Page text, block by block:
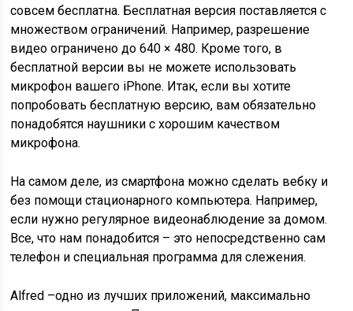
совсем бесплатна. Бесплатная версия поставляется с
множеством ограничений. Например, разрешение
видео ограничено до 640 × 480. Кроме того, в
бесплатной версии вы не можете использовать
микрофон вашего iPhone. Итак, если вы хотите
попробовать бесплатную версию, вам обязательно
понадобятся наушники с хорошим качеством
микрофона.
На самом деле, из смартфона можно сделать вебку и
без помощи стационарного компьютера. Например,
если нужно регулярное видеонаблюдение за домом.
Все, что нам понадобится – это непосредственно сам
телефон и специальная программа для слежения.
Alfred –одно из лучших приложений, максимально